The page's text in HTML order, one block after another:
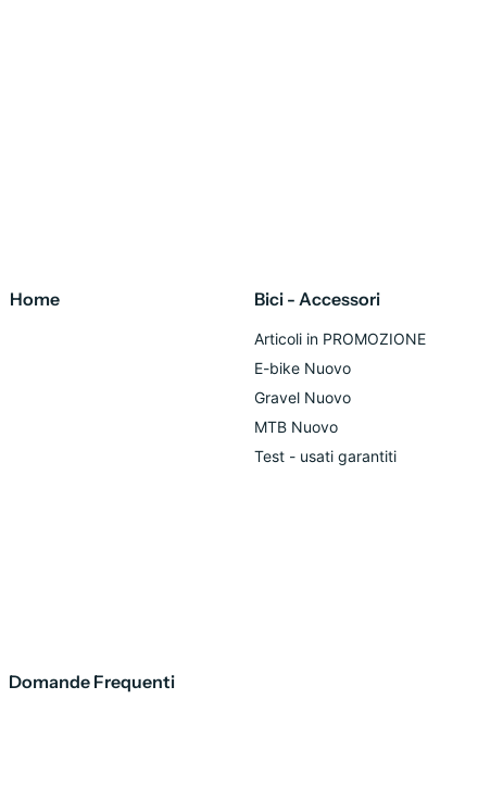
Home Bici - Accessori
Articoli in PROMOZIONE
E-bike Nuovo
Gravel Nuovo
MTB Nuovo
Test - usati garantiti
Domande Frequenti